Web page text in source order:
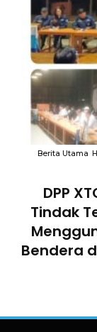
Berita Utama
DPP
Tindak
Bendera